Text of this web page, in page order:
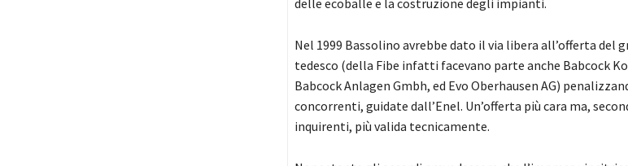
delle ecoballe e la costruzione degli impianti.
Nel 1999 Bassolino avrebbe dato il via libera all’offerta del
tedesco (della Fibe infatti facevano parte anche Babcock
Babcock Anlagen Gmbh, ed Evo Oberhausen AG)
concorrenti, guidate dall’Enel. Un’offerta più cara ma,
inquirenti, più valida tecnicamente.